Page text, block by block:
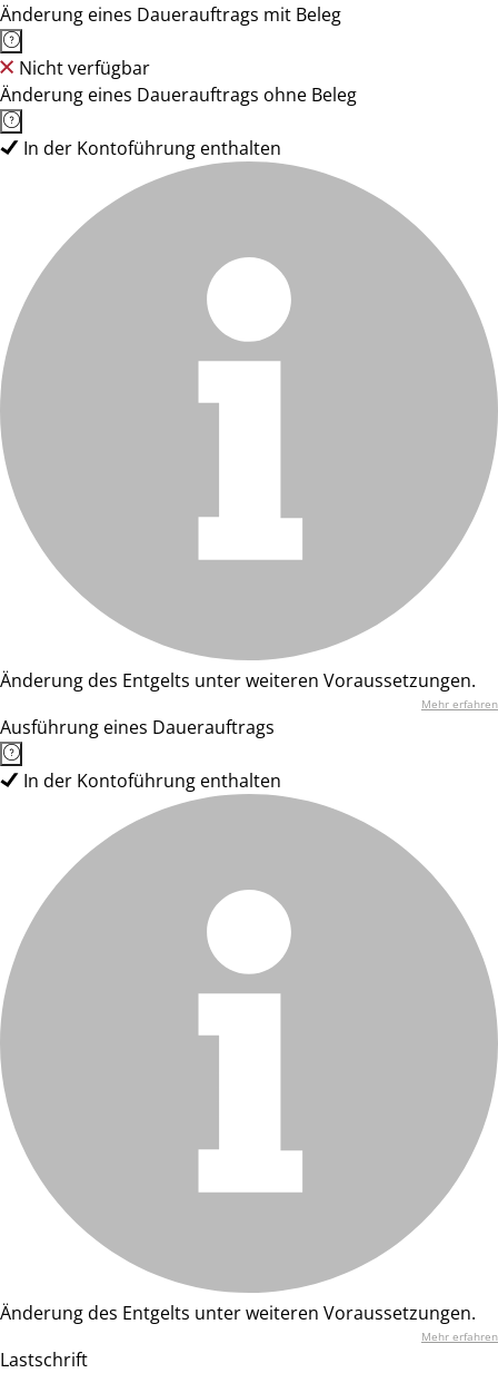
Änderung eines Dauerauftrags mit Beleg
Nicht verfügbar
Änderung eines Dauerauftrags ohne Beleg
In der Kontoführung enthalten
Änderung des Entgelts unter weiteren Voraussetzungen.
Mehr erfahren
Ausführung eines Dauerauftrags
In der Kontoführung enthalten
Änderung des Entgelts unter weiteren Voraussetzungen.
Mehr erfahren
Lastschrift